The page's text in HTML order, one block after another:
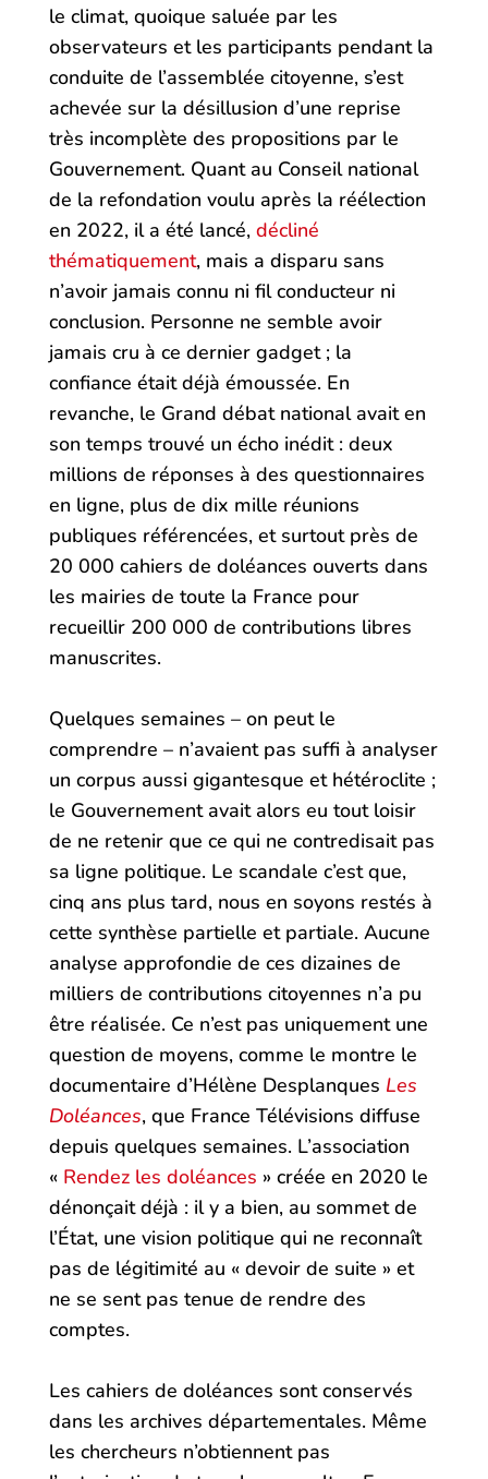
le climat, quoique saluée par les
observateurs et les participants pendant la
conduite de l’assemblée citoyenne, s’est
achevée sur la désillusion d’une reprise
très incomplète des propositions par le
Gouvernement. Quant au Conseil national
de la refondation voulu après la réélection
en 2022, il a été lancé, décliné
thématiquement, mais a disparu sans
n’avoir jamais connu ni fil conducteur ni
conclusion. Personne ne semble avoir
jamais cru à ce dernier gadget ; la
confiance était déjà émoussée. En
revanche, le Grand débat national avait en
son temps trouvé un écho inédit : deux
millions de réponses à des questionnaires
en ligne, plus de dix mille réunions
publiques référencées, et surtout près de
20 000 cahiers de doléances ouverts dans
les mairies de toute la France pour
recueillir 200 000 de contributions libres
manuscrites.
Quelques semaines – on peut le
comprendre – n’avaient pas suffi à analyser
un corpus aussi gigantesque et hétéroclite ;
le Gouvernement avait alors eu tout loisir
de ne retenir que ce qui ne contredisait pas
sa ligne politique. Le scandale c’est que,
cinq ans plus tard, nous en soyons restés à
cette synthèse partielle et partiale. Aucune
analyse approfondie de ces dizaines de
milliers de contributions citoyennes n’a pu
être réalisée. Ce n’est pas uniquement une
question de moyens, comme le montre le
documentaire d’Hélène Desplanques Les
Doléances, que France Télévisions diffuse
depuis quelques semaines. L’association
« Rendez les doléances » créée en 2020 le
dénonçait déjà : il y a bien, au sommet de
l’État, une vision politique qui ne reconnaît
pas de légitimité au « devoir de suite » et
ne se sent pas tenue de rendre des
comptes.
Les cahiers de doléances sont conservés
dans les archives départementales. Même
les chercheurs n’obtiennent pas